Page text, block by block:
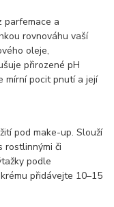
parfemace a
rovnováhu vaší
oleje,
přirozené pH
mírní pocit pnutí a její
pod make-up. Slouží
rostlinnými či
podle
přidávejte 10–15